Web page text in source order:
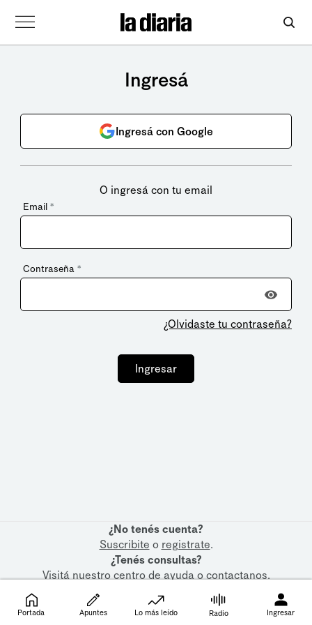
Ingresá
Ingresá con Google
O ingresá con tu email
Email *
Contraseña *
¿Olvidaste tu contraseña?
Ingresar
¿No tenés cuenta?
Suscribite o registrate.
¿Tenés consultas?
Visitá nuestrocentro de ayudaocontactanos.
Portada Apuntes Lo más leído Radio Ingresar